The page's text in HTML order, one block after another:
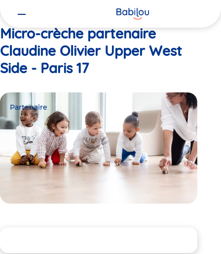
Micro-crèche partenaire
Claudine Olivier Upper West
Side - Paris 17
Partenaire